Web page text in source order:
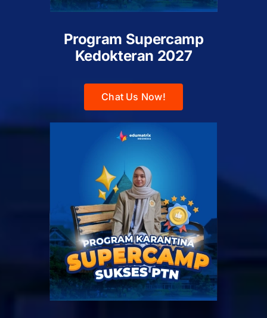
Program Supercamp
Kedokteran 2027
Chat Us Now!